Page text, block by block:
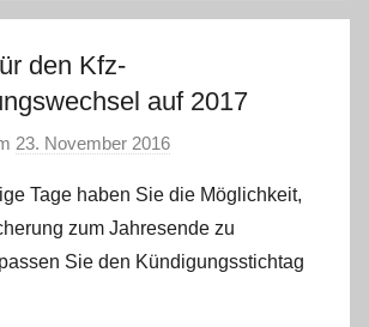
den Kfz-
auf 2017
23. November 2016
n
C
W
Tage haben Sie die Möglichkeit,
zum Jahresende zu
Sie den Kündigungsstichtag